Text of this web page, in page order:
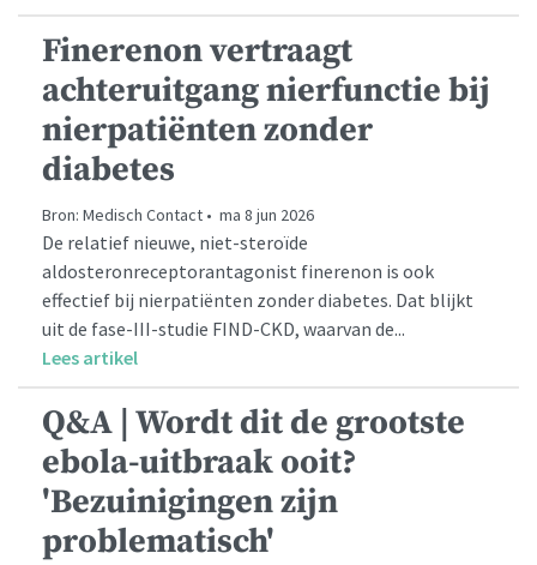
Finerenon vertraagt
achteruitgang nierfunctie bij
nierpatiënten zonder
diabetes
Bron: Medisch Contact • ma 8 jun 2026
De relatief nieuwe, niet-steroïde
aldosteronreceptorantagonist finerenon is ook
effectief bij nierpatiënten zonder diabetes. Dat blijkt
uit de fase-III-studie FIND-CKD, waarvan de...
Lees artikel
Q&A | Wordt dit de grootste
ebola-uitbraak ooit?
'Bezuinigingen zijn
problematisch'